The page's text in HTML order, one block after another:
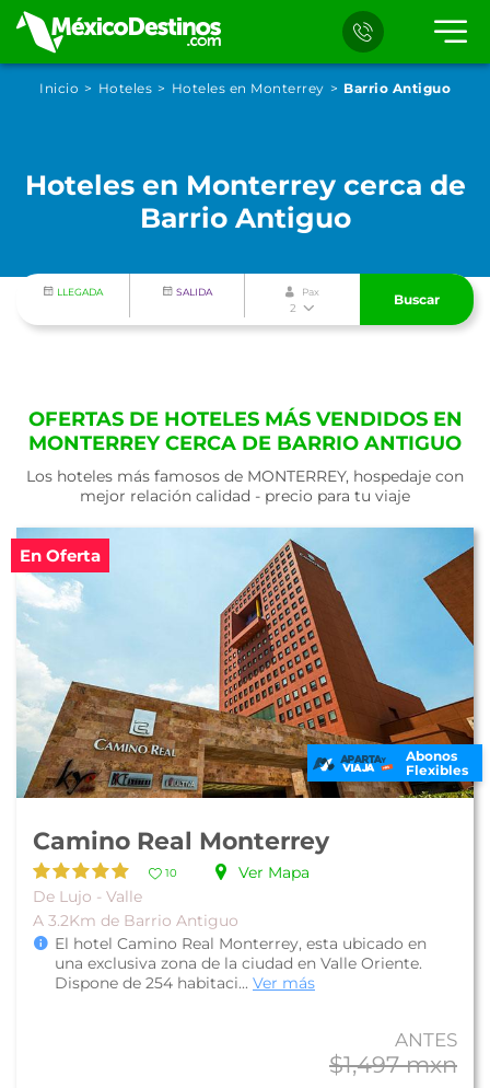
Inicio Hoteles Hoteles en Monterrey Barrio Antiguo
Hoteles en Monterrey cerca de
Barrio Antiguo
LLEGADA SALIDA Pax
2
Buscar
OFERTAS DE HOTELES MÁS VENDIDOS EN
MONTERREY CERCA DE BARRIO ANTIGUO
Los hoteles más famosos de MONTERREY, hospedaje con
mejor relación calidad - precio para tu viaje
En Oferta
Abonos
Flexibles
Camino Real Monterrey
10
Ver Mapa
De Lujo - Valle
A 3.2Km de Barrio Antiguo
El hotel Camino Real Monterrey, esta ubicado en
una exclusiva zona de la ciudad en Valle Oriente.
Dispone de 254 habitaci... Ver más
ANTES
$1,497 mxn